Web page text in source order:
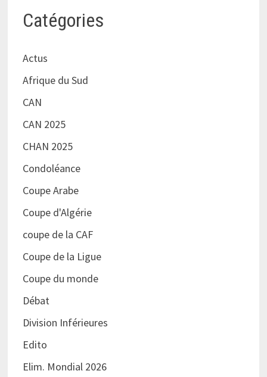
Catégories
Actus
Afrique du Sud
CAN
CAN 2025
CHAN 2025
Condoléance
Coupe Arabe
Coupe d'Algérie
coupe de la CAF
Coupe de la Ligue
Coupe du monde
Débat
Division Inférieures
Edito
Elim. Mondial 2026